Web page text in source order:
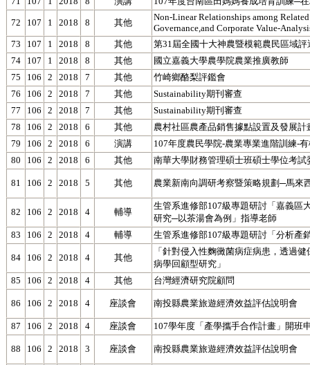
72 107 1 2018 8 其他
Non-Linear Relationships among
Governance,and Corporate Value-
73
107 1 2018 8 其他
第31屆全國十大神農暨模範農民區域
74
107 1 2018 8 其他
國立嘉義大學農學院農業推廣教師
75
106 2 2018 7 其他
竹崎鄉酪梨評鑑會
76
106 2 2018 7 其他
Sustainability期刊審查
77
106 2 2018 7 其他
Sustainability期刊審查
78
106 2 2018 6 其他
農村社區農產品銷售據點設置及發展計
79
106 2 2018 6 演講
107年度農民學院-農業專業進階訓練-
80
106 2 2018 6 其他 南華大學財務管理碩士班碩士學位考試
81 106 2 2018 5 其他 農業新南向調研考察暨策略規劃─馬來
82 106 2 2018 4 輔導
生管系進修部107級專題研討「嘉義區
研究─以茶湯會為例」指導老師
83
106 2 2018 4 輔導 生管系進修部107級專題研討「分析產
84 106 2 2018 4 其他
「針對侵入性麴黴菌病症病患，透過
病學回顧型研究」
85
106 2 2018 4 其他 台灣經濟研究院顧問
86 106 2 2018 4 座談會 南投縣農業旅遊經濟效益評估說明會
87 106 2 2018 4 座談會 107學年度「產學攜手合作計畫」開班
88 106 2 2018 3 座談會 南投縣農業旅遊經濟效益評估說明會